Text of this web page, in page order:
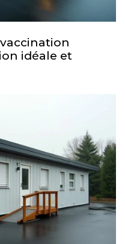
idéale et